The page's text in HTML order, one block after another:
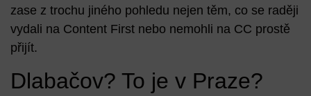
zase z trochu jiného pohledu nejen těm, co se raději
vydali na Content First nebo nemohli na CC prostě
přijít.
Dlabačov? To je v Praze?